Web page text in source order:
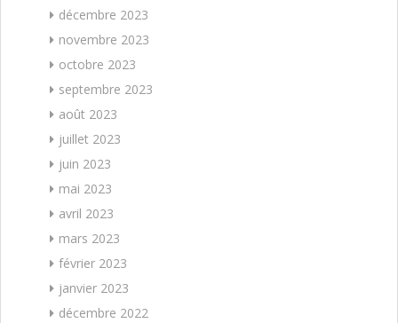
décembre 2023
novembre 2023
octobre 2023
septembre 2023
août 2023
juillet 2023
juin 2023
mai 2023
avril 2023
mars 2023
février 2023
janvier 2023
décembre 2022